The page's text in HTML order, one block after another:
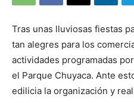
Tras unas lluviosas fiestas
tan alegres para los
actividades programadas
el Parque Chuyaca. Ante
edilicia la organización y